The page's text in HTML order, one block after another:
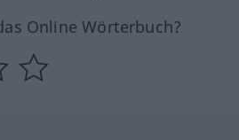
Online Wörterbuch?